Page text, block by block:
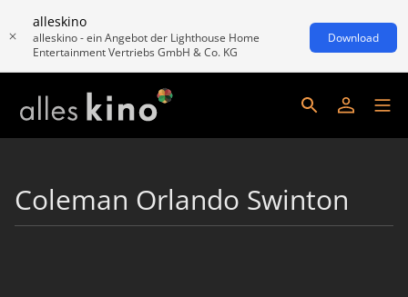
alleskino
alleskino - ein Angebot der Lighthouse Home
Entertainment Vertriebs GmbH & Co. KG
Download
Coleman Orlando Swinton